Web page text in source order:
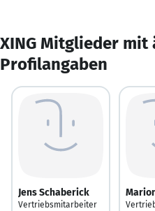
XING Mitglieder mit
Profilangaben
Jens Schaberick
Vertriebsmitarbeiter